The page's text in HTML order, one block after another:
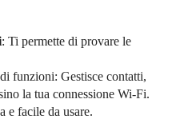
: Ti permette di provare le
di funzioni: Gestisce contatti,
la tua connessione Wi-Fi.
e facile da usare.